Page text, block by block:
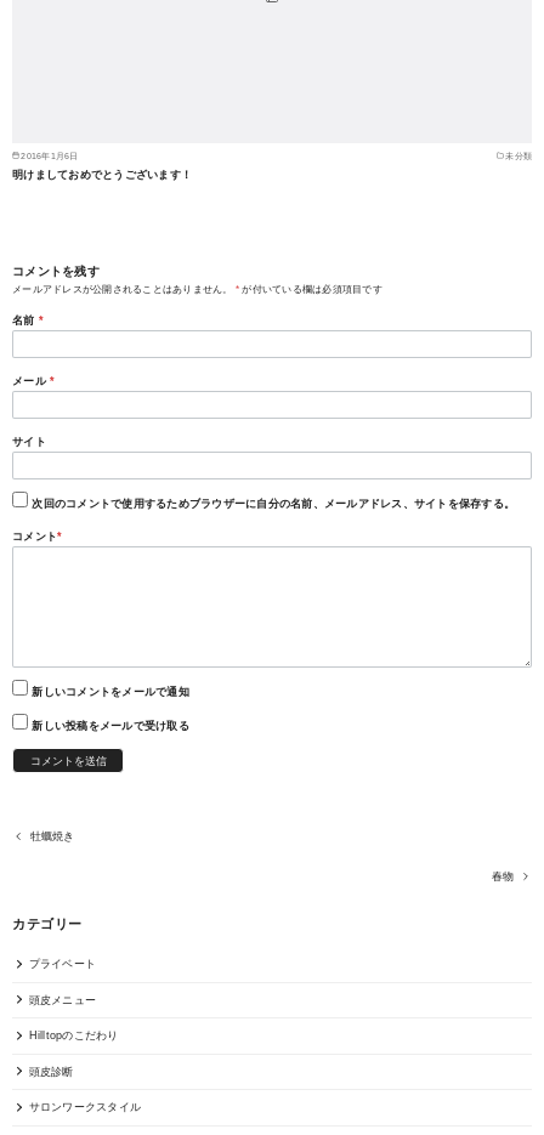
2016年1月6日 未分類
明けましておめでとうございます！
コメントを残す
メールアドレスが公開されることはありません。 * が付いている欄は必須項目です
名前 *
メール *
サイト
次回のコメントで使用するためブラウザーに自分の名前、メールアドレス、サイトを保存する。
コメント*
新しいコメントをメールで通知
新しい投稿をメールで受け取る
牡蠣焼き
春物
カテゴリー
プライベート
頭皮メニュー
Hilltopのこだわり
頭皮診断
サロンワークスタイル